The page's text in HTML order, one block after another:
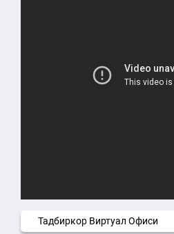
Тадбиркор Виртуал Офиси